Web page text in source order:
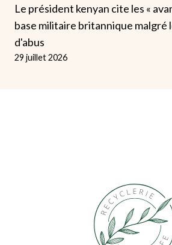
Le président kenyan cite les «
base militaire britannique malgré
d'abus
29 juillet 2026